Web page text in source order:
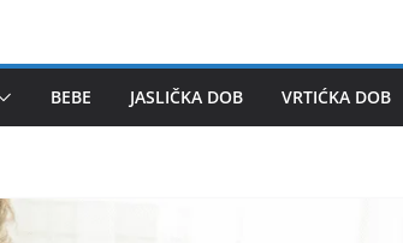
BEBE JASLIČKA DOB VRTIĆKA DOB